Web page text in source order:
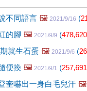
不同語言 🖼️ 2021/9/16 (
的腳 🖼️ 2021/9/9 (478,620
就生石蛋 🖼️ 2021/9/6 (
便換 🖼️ 2021/9/1 (257,691
奎嚇出一身白毛兒汗 🖼️